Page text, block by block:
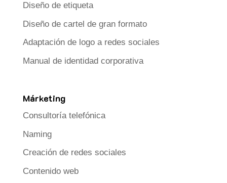
Diseño de etiqueta
Diseño de cartel de gran formato
Adaptación de logo a redes sociales
Manual de identidad corporativa
Márketing
Consultoría telefónica
Naming
Creación de redes sociales
Contenido web